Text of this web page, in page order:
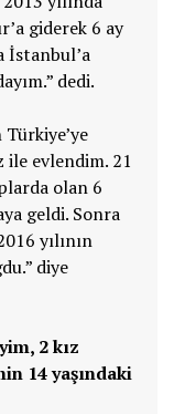
giderek 6 ay
İstanbul’a
dedi.
ile evlendim. 21
olan 6
geldi. Sonra
yılının
diye
2 kız
14 yaşındaki